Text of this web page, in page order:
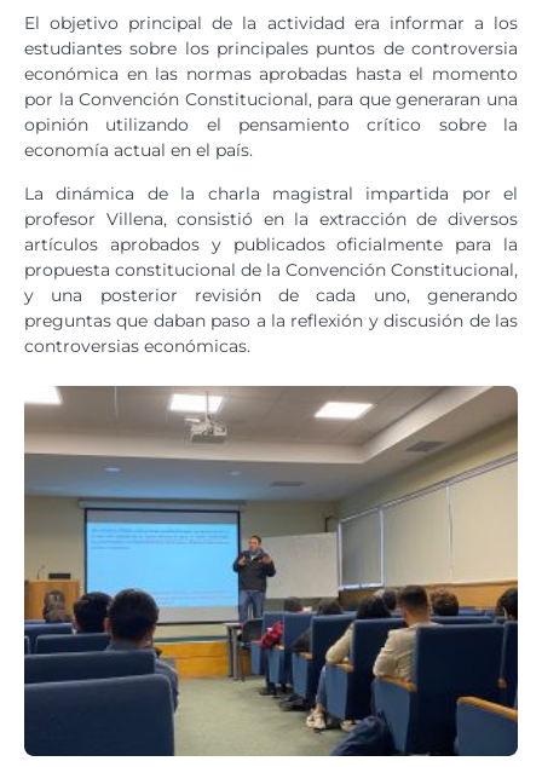
El objetivo principal de la actividad era informar a los
estudiantes sobre los principales puntos de controversia
económica en las normas aprobadas hasta el momento
por la Convención Constitucional, para que generaran una
opinión utilizando el pensamiento crítico sobre la
economía actual en el país.
La dinámica de la charla magistral impartida por el
profesor Villena, consistió en la extracción de diversos
artículos aprobados y publicados oficialmente para la
propuesta constitucional de la Convención Constitucional,
y una posterior revisión de cada uno, generando
preguntas que daban paso a la reflexión y discusión de las
controversias económicas.